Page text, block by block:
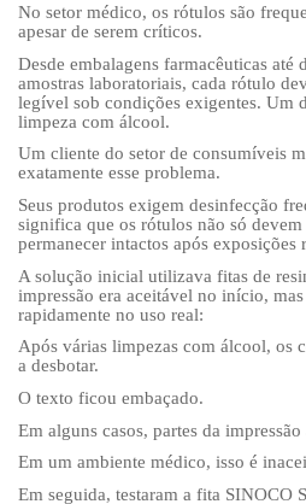
No setor médico, os rótulos são
apesar de serem críticos.
Desde embalagens farmacêuticas até
amostras laboratoriais, cada rótulo
legível sob condições exigentes. Um
limpeza com álcool.
Um cliente do setor de consumíveis
exatamente esse problema.
Seus produtos exigem desinfecção
significa que os rótulos não só
permanecer intactos após exposições
A solução inicial utilizava fitas de
impressão era aceitável no início,
rapidamente no uso real:
Após várias limpezas com álcool, os
a desbotar.
O texto ficou embaçado.
Em alguns casos, partes da impressão
Em um ambiente médico, isso é
Em seguida, testaram a fita SINOCO